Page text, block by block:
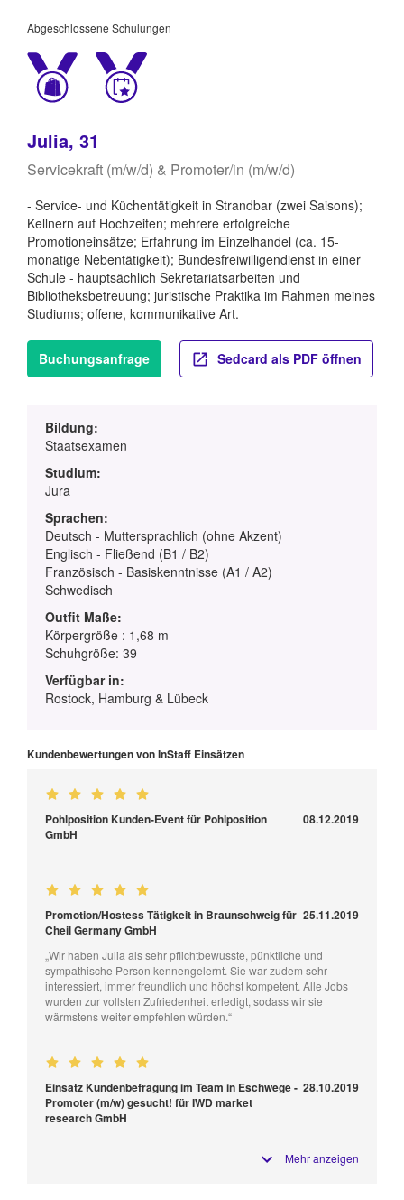
Abgeschlossene Schulungen
Julia, 31
Servicekraft (m/w/d) & Promoter/in (m/w/d)
- Service- und Küchentätigkeit in Strandbar (zwei Saisons);
Kellnern auf Hochzeiten; mehrere erfolgreiche
Promotioneinsätze; Erfahrung im Einzelhandel (ca. 15-
monatige Nebentätigkeit); Bundesfreiwilligendienst in einer
Schule - hauptsächlich Sekretariatsarbeiten und
Bibliotheksbetreuung; juristische Praktika im Rahmen meines
Studiums; offene, kommunikative Art.
Buchungsanfrage Sedcard als PDF öffnen
Bildung:
Staatsexamen
Studium:
Jura
Sprachen:
Deutsch - Muttersprachlich (ohne Akzent)
Englisch - Fließend (B1 / B2)
Französisch - Basiskenntnisse (A1 / A2)
Schwedisch
Outfit Maße:
Körpergröße : 1,68 m
Schuhgröße: 39
Verfügbar in:
Rostock, Hamburg & Lübeck
Kundenbewertungen von InStaff Einsätzen
Pohlposition Kunden-Event für Pohlposition
GmbH
08.12.2019
Promotion/Hostess Tätigkeit in Braunschweig für
Cheil Germany GmbH
25.11.2019
„Wir haben Julia als sehr pflichtbewusste, pünktliche und
sympathische Person kennengelernt. Sie war zudem sehr
interessiert, immer freundlich und höchst kompetent. Alle Jobs
wurden zur vollsten Zufriedenheit erledigt, sodass wir sie
wärmstens weiter empfehlen würden.“
Einsatz Kundenbefragung im Team in Eschwege -
Promoter (m/w) gesucht! für IWD market
research GmbH
28.10.2019
Mehr anzeigen